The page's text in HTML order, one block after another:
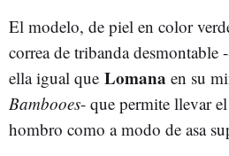
El modelo, de piel en color
correa de tribanda desmontable
ella igual que Lomana en su
Bambooes- que permite llevar
hombro como a modo de asa